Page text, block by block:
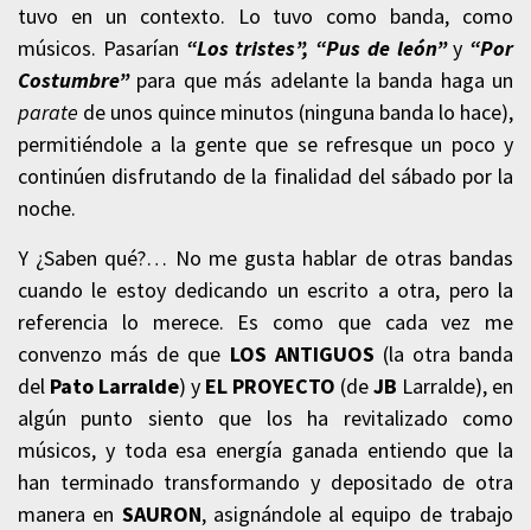
tuvo en un contexto. Lo tuvo como banda, como
músicos. Pasarían “Los tristes”, “Pus de león”y “Por
Costumbre” para que más adelante la banda haga un
parate de unos quince minutos (ninguna banda lo hace),
permitiéndole a la gente que se refresque un poco y
continúen disfrutando de la finalidad del sábado por la
noche.
Y ¿Saben qué?… No me gusta hablar de otras bandas
cuando le estoy dedicando un escrito a otra, pero la
referencia lo merece. Es como que cada vez me
convenzo más de que LOS ANTIGUOS (la otra banda
del Pato Larralde) y EL PROYECTO (deJB Larralde), en
algún punto siento que los ha revitalizado como
músicos, y toda esa energía ganada entiendo que la
han terminado transformando y depositado de otra
manera en SAURON, asignándole al equipo de trabajo